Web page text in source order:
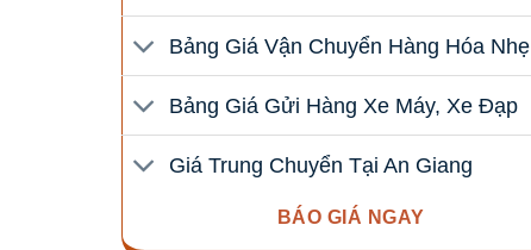
Bảng Giá Vận Chuyển Hàng Hóa Nhẹ
Bảng Giá Gửi Hàng Xe Máy, Xe Đạp
Giá Trung Chuyển Tại An Giang
BÁO GIÁ NGAY